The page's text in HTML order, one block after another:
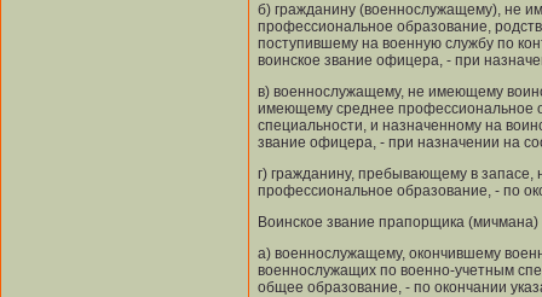
б) гражданину (военнослужащему), не
профессиональное образование,
поступившему на военную службу по
воинское звание офицера, - при
в) военнослужащему, не имеющему
имеющему среднее профессиональное
специальности, и назначенному на
звание офицера, - при назначении на
г) гражданину, пребывающему в
профессиональное образование, - по
Воинское звание прапорщика (мичмана)
а) военнослужащему, окончившему
военнослужащих по военно-учетным
общее образование, - по окончании